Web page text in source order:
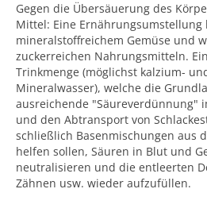
Gegen die Übersäuerung des
Mittel: Eine Ernährungsumstellung
mineralstoffreichem Gemüse und
zuckerreichen Nahrungsmitteln.
Trinkmenge (möglichst kalzium-
Mineralwasser), welche die
ausreichende "Säureverdünnung"
und den Abtransport von
schließlich Basenmischungen aus
helfen sollen, Säuren in Blut und
neutralisieren und die entleerten
Zähnen usw. wieder aufzufüllen.